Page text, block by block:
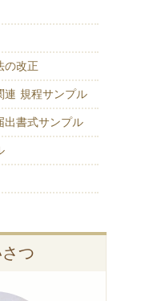
の改正
連 規程サンプル
出書式サンプル
つ